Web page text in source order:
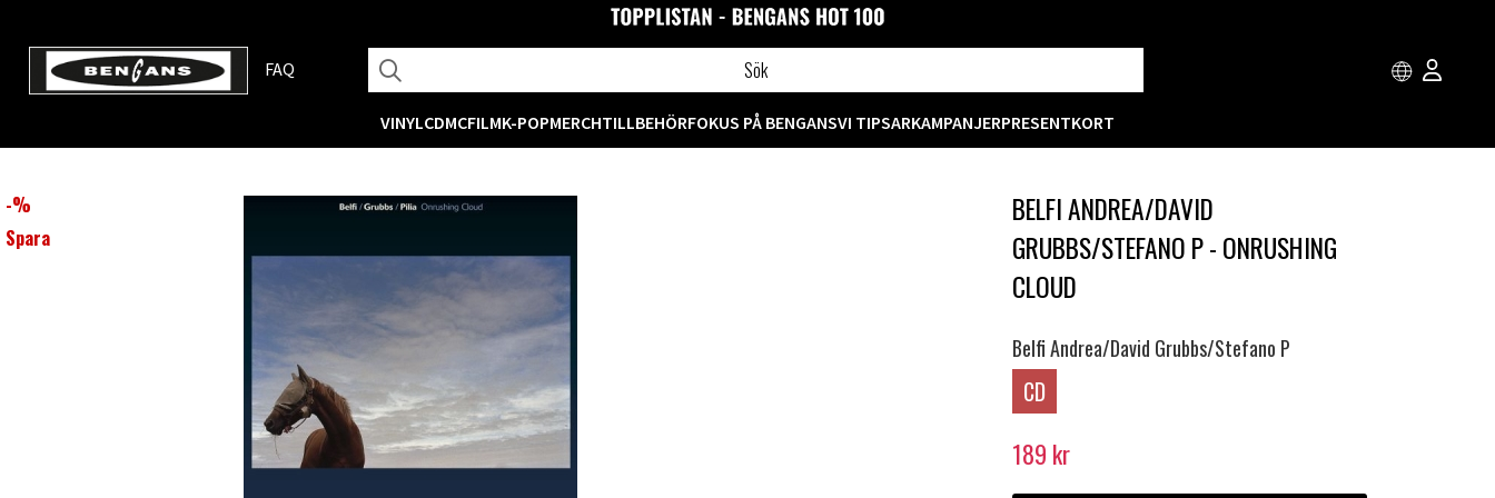
FAQ
VINYLCDMCFILMK-POPMERCHTILLBEHÖRFOKUS PÅ BENGANSVI TIPSARKAMPANJERPRESENTKORT
-%
Spara
BELFI ANDREA/DAVID
GRUBBS/STEFANO P - ONRUSHING
CLOUD
Belfi Andrea/David Grubbs/Stefano P
CD
189 kr